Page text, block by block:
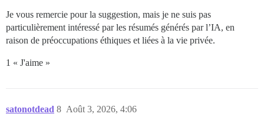
Je vous remercie pour la suggestion, mais je ne suis pas
particulièrement intéressé par les résumés générés par l’IA, en
raison de préoccupations éthiques et liées à la vie privée.
1 « J'aime »
satonotdead Août 3, 2026, 4:06
8